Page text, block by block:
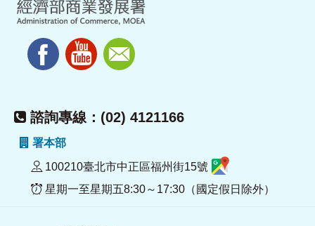
諮詢專線：(02) 4121166
署本部
100210臺北市中正區福州街15號
星期一至星期五8:30～17:30（國定假日除外）